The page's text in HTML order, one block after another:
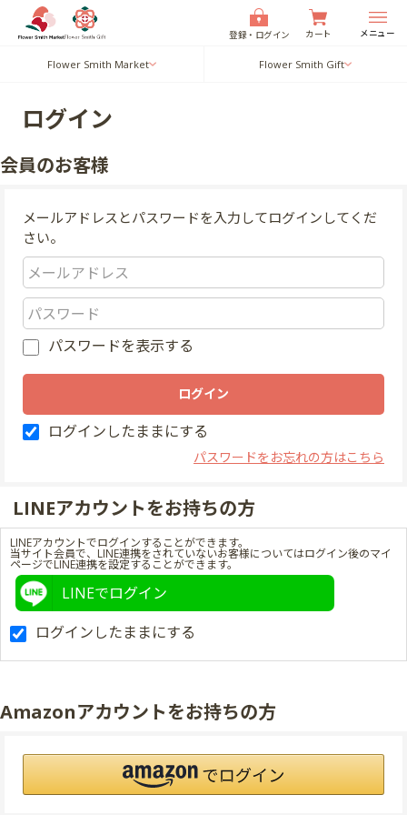
登録・ログイン カート メニュー
Flower Smith Market Flower Smith Gift
ログイン
会員のお客様
メールアドレスとパスワードを入力してログインしてくだ
さい。
パスワードを表示する
ログインしたままにする
パスワードをお忘れの方はこちら
LINEアカウントをお持ちの方
LINEアカウントでログインすることができます。
当サイト会員で、LINE連携をされていないお客様についてはログイン後のマイ
ページでLINE連携を設定することができます。
LINEでログイン
ログインしたままにする
Amazonアカウントをお持ちの方